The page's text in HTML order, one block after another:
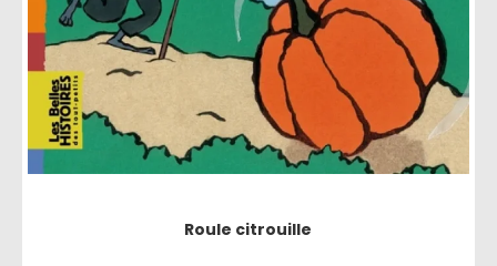
Roule citrouille